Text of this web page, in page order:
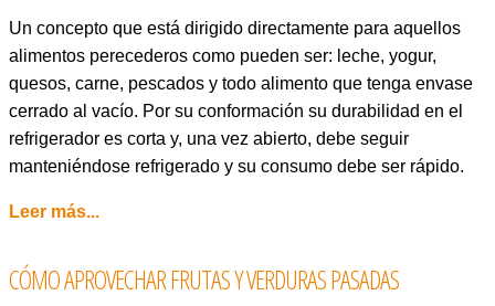
Un concepto que está dirigido directamente para aquellos
alimentos perecederos como pueden ser: leche, yogur,
quesos, carne, pescados y todo alimento que tenga envase
cerrado al vacío. Por su conformación su durabilidad en el
refrigerador es corta y, una vez abierto, debe seguir
manteniéndose refrigerado y su consumo debe ser rápido.
Leer más...
CÓMO APROVECHAR FRUTAS Y VERDURAS PASADAS